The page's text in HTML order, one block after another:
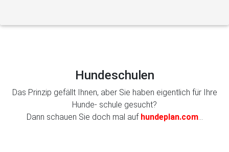
Hundeschulen
Das Prinzip gefällt Ihnen, aber Sie haben eigentlich für Ihre
Hunde- schule gesucht?
Dann schauen Sie doch mal auf hundeplan.com...